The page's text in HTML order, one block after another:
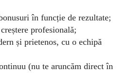
în funcție de rezultate;
profesională;
și prietenos, cu o echipă
(nu te aruncăm direct în